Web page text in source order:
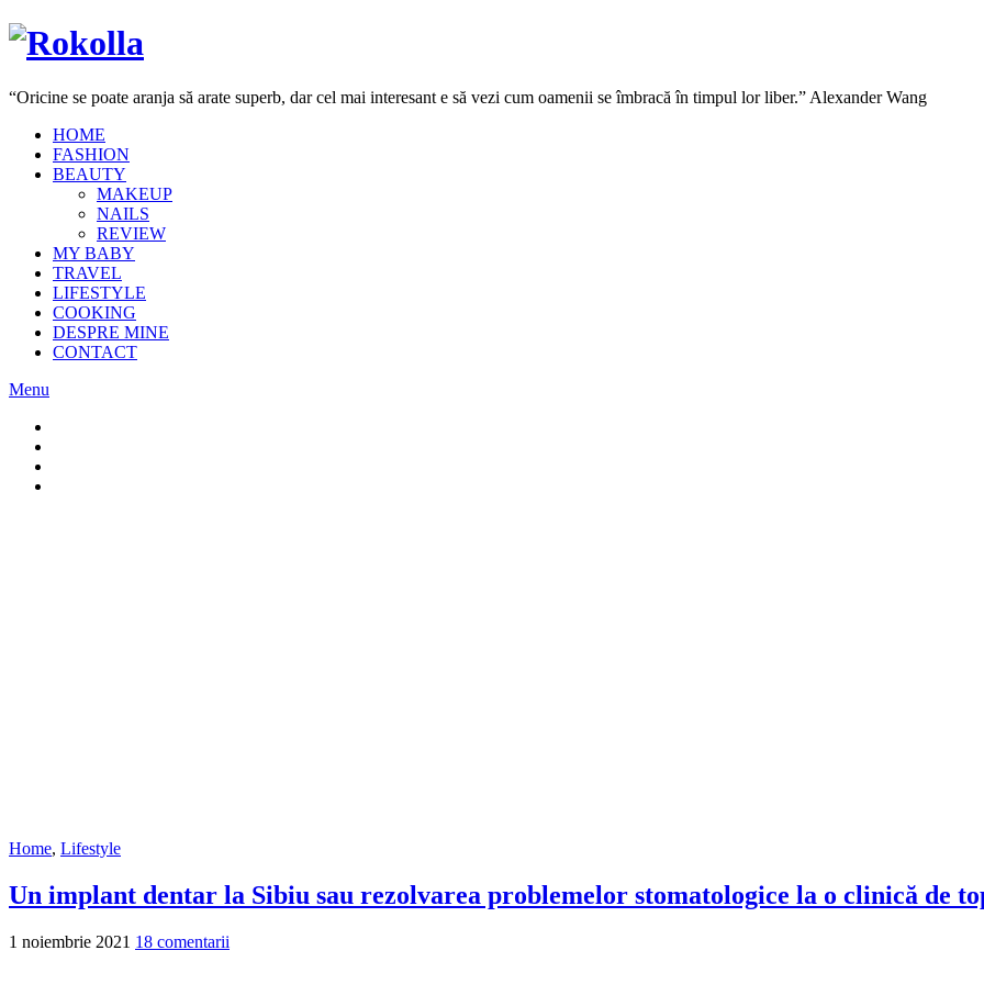
“Oricine se poate aranja să arate superb, dar cel mai interesant e să vezi cum oamenii se îmbracă în timpul lor liber.” Alexander Wang
HOME
FASHION
BEAUTY
MAKEUP
NAILS
REVIEW
MY BABY
TRAVEL
LIFESTYLE
COOKING
DESPRE MINE
CONTACT
Menu
Home, Lifestyle
Un implant dentar la Sibiu sau rezolvarea problemelor stomatologice la o clinică de
1 noiembrie 2021 18 comentarii